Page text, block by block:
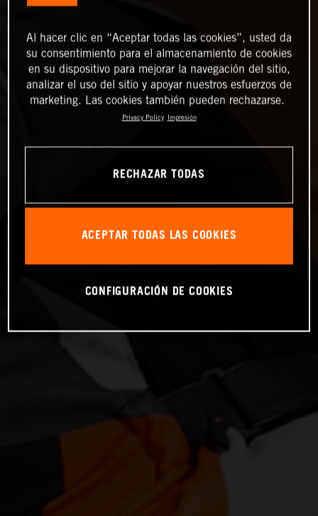
Al hacer clic en “Aceptar todas las cookies”, usted da
su consentimiento para el almacenamiento de cookies
en su dispositivo para mejorar la navegación del sitio,
analizar el uso del sitio y apoyar nuestros esfuerzos de
marketing. Las cookies también pueden rechazarse.
Privacy Policy Impresión
RECHAZAR TODAS
ACEPTAR TODAS LAS COOKIES
CONFIGURACIÓN DE COOKIES